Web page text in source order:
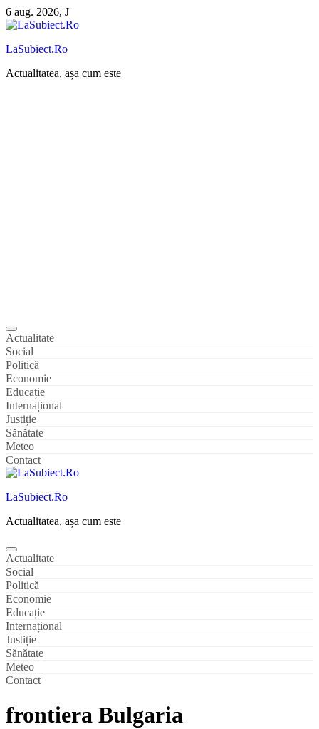
Sari
la
6 aug. 2026, J
LaSubiect.Ro
Actualitatea, așa cum este
Actualitate
Social
Politică
Economie
Educație
Internațional
Justiție
Sănătate
Meteo
Contact
LaSubiect.Ro
Actualitatea, așa cum este
Actualitate
Social
Politică
Economie
Educație
Internațional
Justiție
Sănătate
Meteo
Contact
frontiera Bulgaria